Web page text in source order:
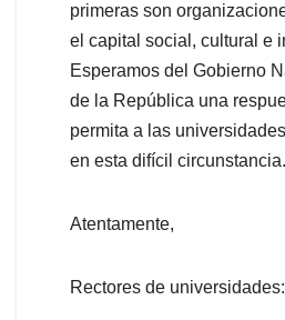
primeras son
el capital social, cultural e
Esperamos del Gobierno
de la República una
permita a las
en esta difícil circunstancia.
Atentamente,
Rectores de universidades: